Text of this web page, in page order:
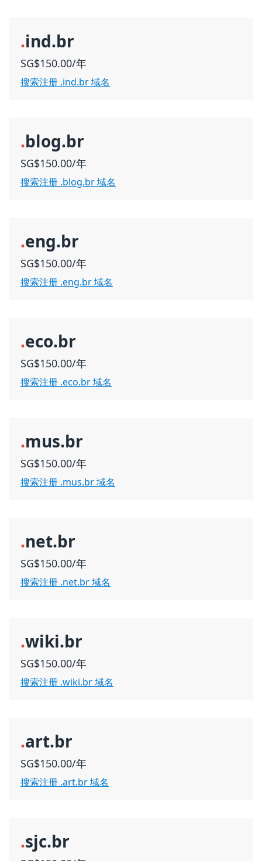
.ind.br
SG$150.00/年
搜索注册 .ind.br 域名
.blog.br
SG$150.00/年
搜索注册 .blog.br 域名
.eng.br
SG$150.00/年
搜索注册 .eng.br 域名
.eco.br
SG$150.00/年
搜索注册 .eco.br 域名
.mus.br
SG$150.00/年
搜索注册 .mus.br 域名
.net.br
SG$150.00/年
搜索注册 .net.br 域名
.wiki.br
SG$150.00/年
搜索注册 .wiki.br 域名
.art.br
SG$150.00/年
搜索注册 .art.br 域名
.sjc.br